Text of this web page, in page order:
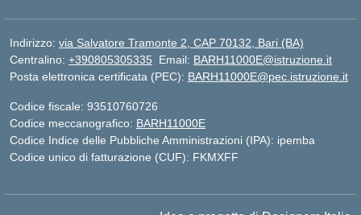
Indirizzo: via Salvatore Tramonte 2, CAP 70132, Bari (BA)
Centralino: +390805305335 Email: BARH11000E@istruzione.it
Posta elettronica certificata (PEC): BARH11000E@pec.istruzione.it
Codice fiscale: 93510760726
Codice meccanografico: BARH11000E
Codice Indice delle Pubbliche Amministrazioni (IPA): ipemba
Codice unico di fatturazione (CUF): FKMXFF